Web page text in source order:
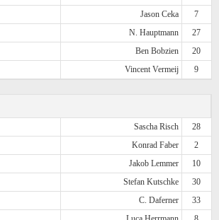
Jason Ceka
7
N. Hauptmann
27
Ben Bobzien
20
Vincent Vermeij 9
Sascha Risch
28
Konrad Faber
2
Jakob Lemmer
10
Stefan Kutschke
30
C. Daferner
33